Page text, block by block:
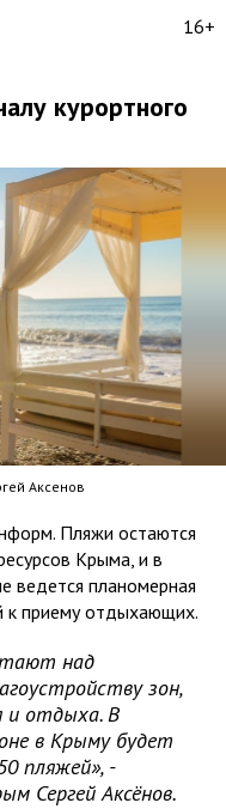
16+
курортного
Аксенов
Пляжи остаются
Крыма, и в
ведется планомерная
к приему отдыхающих.
над
зон,
и отдыха. В
в Крыму будет
пляжей», -
Сергей Аксёнов.